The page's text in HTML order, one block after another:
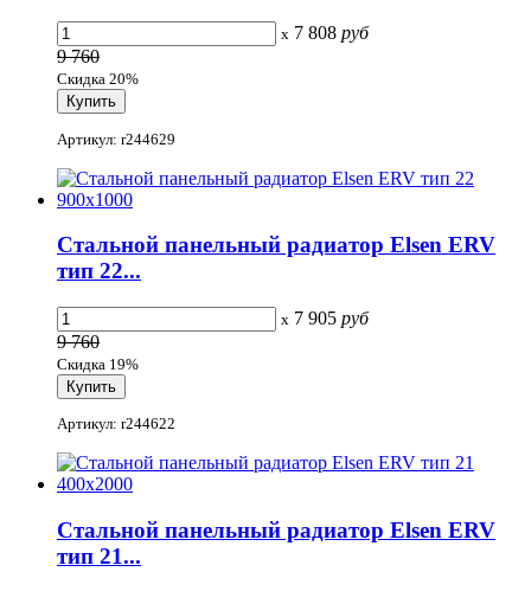
x 7 808 руб
9 760
Скидка 20%
Артикул: r244629
Стальной панельный радиатор Elsen ERV
тип 22...
x 7 905 руб
9 760
Скидка 19%
Артикул: r244622
Стальной панельный радиатор Elsen ERV
тип 21...